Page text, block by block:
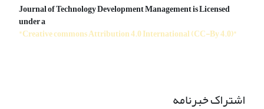
Journal of Technology Development Management is Licensed
under a
"Creative commons Attribution 4.0 International (CC-By 4.0)"
اشتراک خبرنامه